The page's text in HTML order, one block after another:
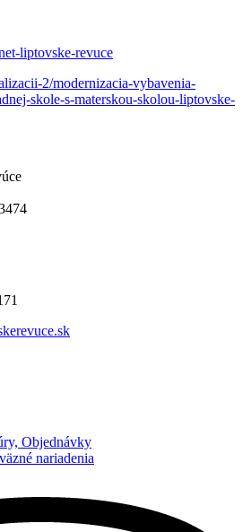
liptovske-revuce
2/modernizacia-vybavenia-
skole-s-materskou-skolou-liptovske-
Objednávky
nariadenia